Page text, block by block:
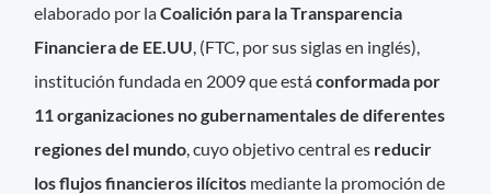
elaborado por laCoalición para la Transparencia
Financiera de EE.UU , (FTC, por sus siglas en inglés),
institución fundada en 2009 que estáconformada por
11 organizaciones no gubernamentales de diferentes
regiones del mundo , cuyo objetivo central es reducir
los flujos financieros ilícitos mediante la promoción de